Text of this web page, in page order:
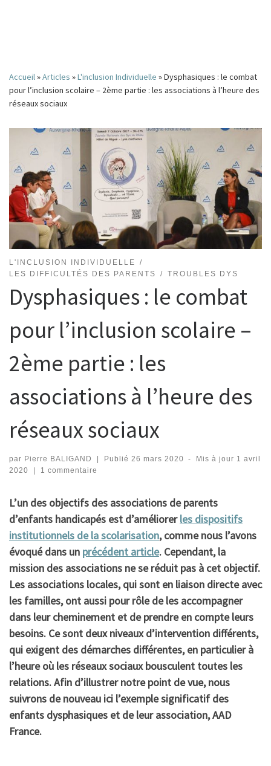
Accueil»Articles »L'inclusion Individuelle »Dysphasiques : le combat
pour l’inclusion scolaire – 2ème partie : les associations à l’heure des
réseaux sociaux
L'INCLUSION INDIVIDUELLE
LES DIFFICULTÉS DES PARENTS
TROUBLES DYS
Dysphasiques : le combat
pour l’inclusion scolaire –
2ème partie : les
associations à l’heure des
réseaux sociaux
par Pierre BALIGAND | Publié 26 mars 2020 - Mis à jour 1 avril
2020
| 1 commentaire
L’un des objectifs des associations de parents
d’enfants handicapés est d’améliorerles dispositifs
institutionnels de la scolarisation, comme nous l’avons
évoqué dans un précédent article. Cependant, la
mission des associations ne se réduit pas à cet objectif.
Les associations locales, qui sont en liaison directe avec
les familles, ont aussi pour rôle de les accompagner
dans leur cheminement et de prendre en compte leurs
besoins. Ce sont deux niveaux d’intervention différents,
qui exigent des démarches différentes, en particulier à
l’heure où les réseaux sociaux bousculent toutes les
relations. Afin d’illustrer notre point de vue, nous
suivrons de nouveau ici l’exemple significatif des
enfants dysphasiques et de leur association, AAD
France.